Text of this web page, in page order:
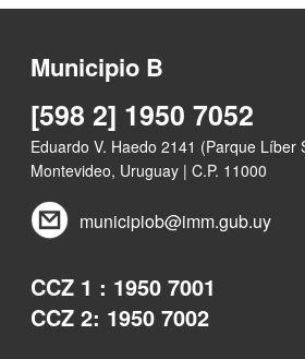
Municipio B
[598 2] 1950 7052
Eduardo V. Haedo 2141 (Parque Líber
Montevideo, Uruguay | C.P. 11000
municipiob@imm.gub.uy
CCZ 1 : 1950 7001
CCZ 2: 1950 7002